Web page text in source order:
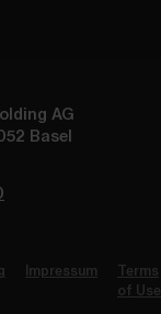
AG
Basel
Impressum
Terms
of Use